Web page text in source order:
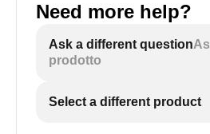
Need more help?
Ask a different question
prodotto
Select a different product